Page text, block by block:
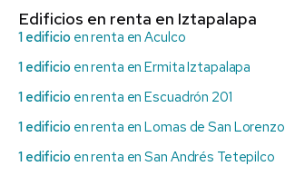
Edificios en renta en Iztapalapa
1 edificio en renta en Aculco
1 edificio en renta en Ermita Iztapalapa
1 edificio en renta en Escuadrón 201
1 edificio en renta en Lomas de San Lorenzo
1 edificio en renta en San Andrés Tetepilco